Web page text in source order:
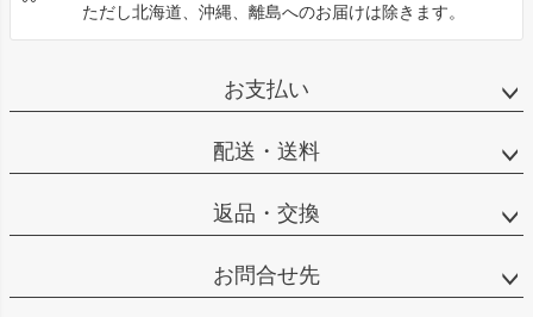
ただし北海道、沖縄、離島へのお届けは除きます。
お支払い
配送・送料
返品・交換
お問合せ先